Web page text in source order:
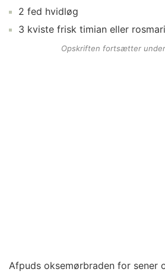
2 fed hvidløg
3 kviste frisk timian eller
Opskriften fortsætter
Afpuds oksemørbraden for sener